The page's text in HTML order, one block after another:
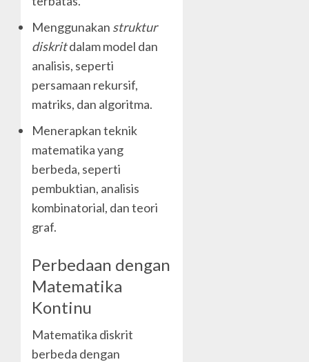
Menggunakan struktur
diskritdalam model dan
analisis, seperti
persamaan rekursif,
matriks, dan algoritma.
Menerapkan teknik
matematika yang
berbeda, seperti
pembuktian, analisis
kombinatorial, dan teori
graf.
Perbedaan dengan
Matematika
Kontinu
Matematika diskrit
berbeda dengan